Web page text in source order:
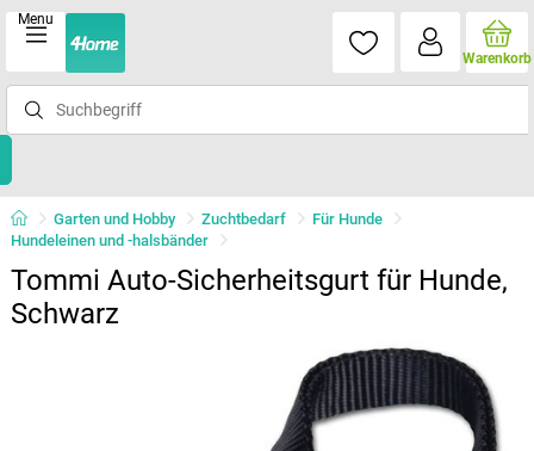
Menu
Warenkorb
Garten und Hobby Zuchtbedarf
Für Hunde
Hundeleinen und -halsbänder
Tommi Auto-Sicherheitsgurt für Hunde,
Schwarz